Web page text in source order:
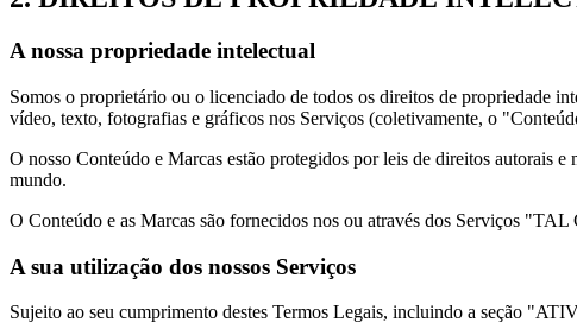
A nossa propriedade intelectual
Somos o proprietário ou o licenciado de todos os direitos de propriedade
vídeo, texto, fotografias e gráficos nos Serviços (coletivamente, o
O nosso Conteúdo e Marcas estão protegidos por leis de direitos autorais
mundo.
O Conteúdo e as Marcas são fornecidos nos ou através dos Serviços
A sua utilização dos nossos Serviços
Sujeito ao seu cumprimento destes Termos Legais, incluindo a seção